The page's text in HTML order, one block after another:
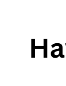
content